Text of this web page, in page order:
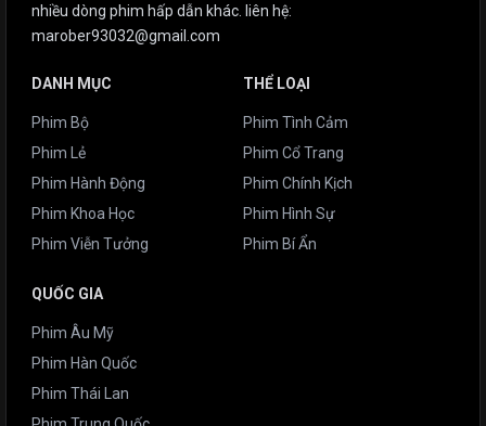
nhiều dòng phim hấp dẫn khác. liên hệ:
marober93032@gmail.com
DANH MỤC
Phim Bộ
Phim Lẻ
Phim Hành Động
Phim Khoa Học
Phim Viễn Tưởng
THỂ LOẠI
Phim Tình Cảm
Phim Cổ Trang
Phim Chính Kịch
Phim Hình Sự
Phim Bí Ẩn
QUỐC GIA
Phim Âu Mỹ
Phim Hàn Quốc
Phim Thái Lan